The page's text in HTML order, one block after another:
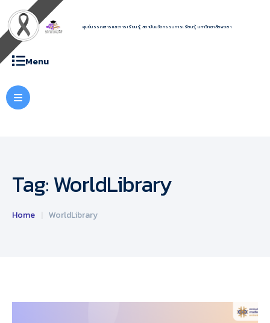
ศูนย์บรรณสารและการเรียนรู้ สถาบันนวัตกรรมการเรียนรู้ มหาวิทยาลัยพะเยา
Menu
Tag:WorldLibrary
Home | WorldLibrary